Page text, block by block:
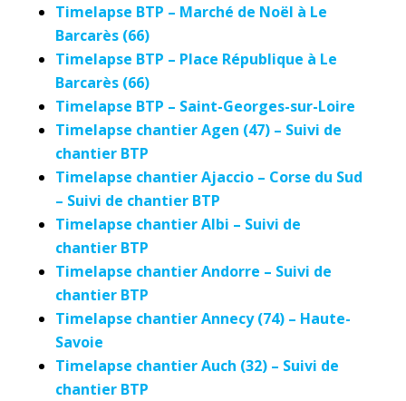
Timelapse BTP – Marché de Noël à Le
Barcarès (66)
Timelapse BTP – Place République à Le
Barcarès (66)
Timelapse BTP – Saint-Georges-sur-Loire
Timelapse chantier Agen (47) – Suivi de
chantier BTP
Timelapse chantier Ajaccio – Corse du Sud
– Suivi de chantier BTP
Timelapse chantier Albi – Suivi de
chantier BTP
Timelapse chantier Andorre – Suivi de
chantier BTP
Timelapse chantier Annecy (74) – Haute-
Savoie
Timelapse chantier Auch (32) – Suivi de
chantier BTP